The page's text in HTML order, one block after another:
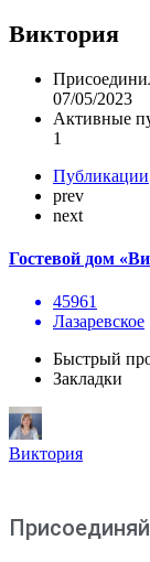
Виктория
07/05/2023
Активные
1
Публикации
prev
next
Гостевой дом
45961
Лазаревское
Быстрый
Закладки
Виктория